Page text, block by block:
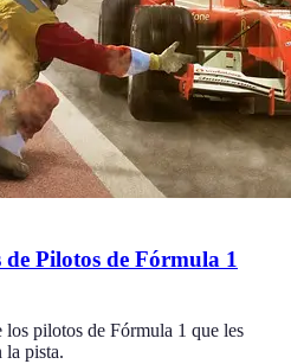
Pilotos de Fórmula 1
los pilotos de Fórmula 1 que les
la pista.